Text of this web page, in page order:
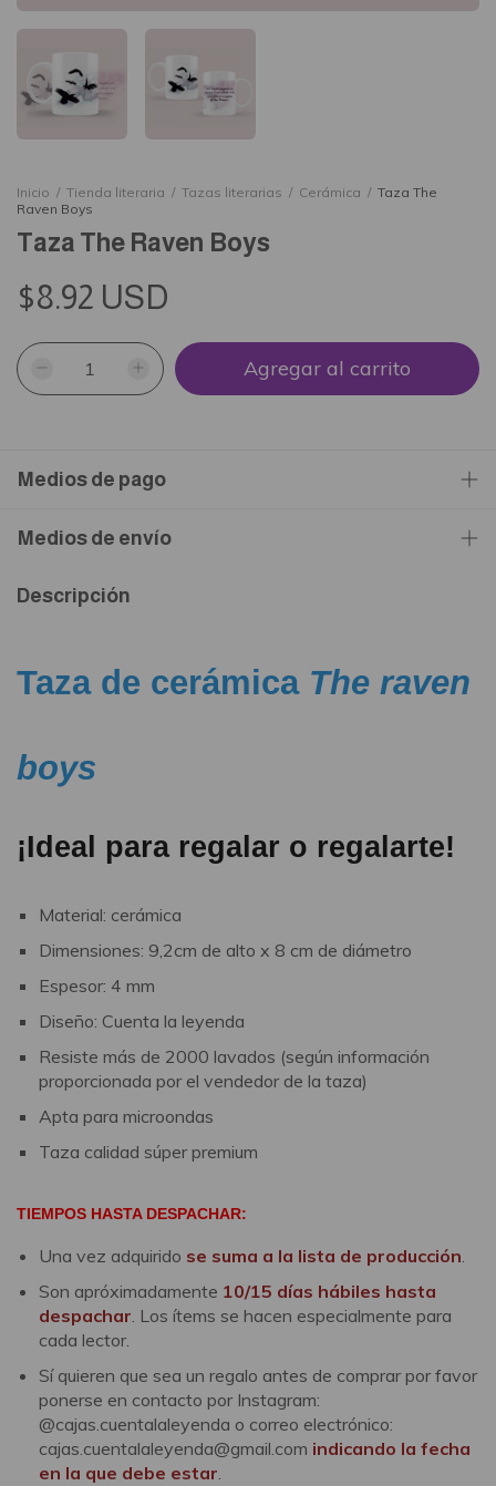
Inicio / Tienda literaria / Tazas literarias / Cerámica / Taza The
Raven Boys
Taza The Raven Boys
$8.92 USD
Medios de pago
Medios de envío
Descripción
Taza de cerámicaThe raven
boys
¡Ideal para regalar o regalarte!
Material: cerámica
Dimensiones: 9,2cm de alto x 8 cm de diámetro
Espesor: 4 mm
Diseño: Cuenta la leyenda
Resiste más de 2000 lavados (según información
proporcionada por el vendedor de la taza)
Apta para microondas
Taza calidad súper premium
TIEMPOS HASTA DESPACHAR:
Una vez adquirido se suma a la lista de producción.
Son apróximadamente 10/15 días hábiles hasta
despachar. Los ítems se hacen especialmente para
cada lector.
Sí quieren que sea un regalo antes de comprar por favor
ponerse en contacto por Instagram:
@cajas.cuentalaleyenda o correo electrónico:
cajas.cuentalaleyenda@gmail.com indicando la fecha
en la que debe estar.